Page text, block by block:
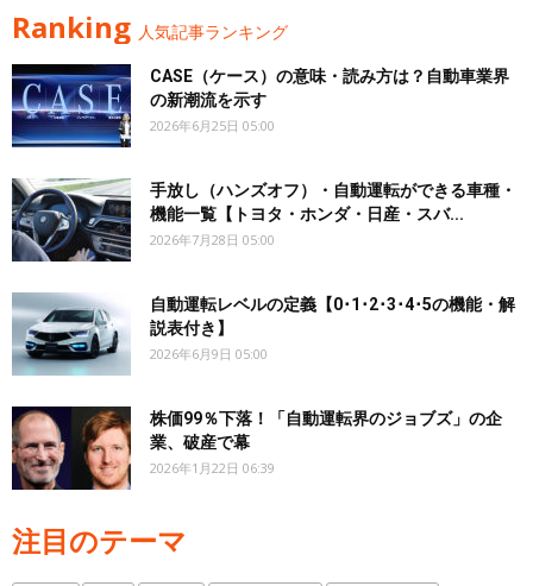
Ranking 人気記事ランキング
CASE（ケース）の意味・読み方は？自動車業界
の新潮流を示す
2026年6月25日 05:00
手放し（ハンズオフ）・自動運転ができる車種・
機能一覧【トヨタ・ホンダ・日産・スバ...
2026年7月28日 05:00
自動運転レベルの定義【0･1･2･3･4･5の機能・解
説表付き】
2026年6月9日 05:00
株価99％下落！「自動運転界のジョブズ」の企
業、破産で幕
2026年1月22日 06:39
注目のテーマ